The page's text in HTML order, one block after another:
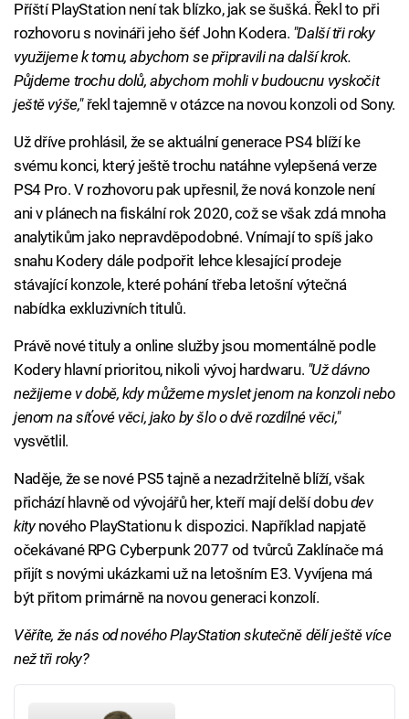
Příští PlayStation není tak blízko, jak se šušká. Řekl to při
rozhovoru s novináři jeho šéf John Kodera. "Další tři roky
využijeme k tomu, abychom se připravili na další krok.
Půjdeme trochu dolů, abychom mohli v budoucnu vyskočit
ještě výše,"řekl tajemně v otázce na novou konzoli od Sony.
Už dříve prohlásil, že se aktuální generace PS4 blíží ke
svému konci, který ještě trochu natáhne vylepšená verze
PS4 Pro. V rozhovoru pak upřesnil, že nová konzole není
ani v plánech na fiskální rok 2020, což se však zdá mnoha
analytikům jako nepravděpodobné. Vnímají to spíš jako
snahu Kodery dále podpořit lehce klesající prodeje
stávající konzole, které pohání třeba letošní výtečná
nabídka exkluzivních titulů.
Právě nové tituly a online služby jsou momentálně podle
Kodery hlavní prioritou, nikoli vývoj hardwaru. "Už dávno
nežijeme v době, kdy můžeme myslet jenom na konzoli nebo
jenom na síťové věci, jako by šlo o dvě rozdílné věci,"
vysvětlil.
Naděje, že se nové PS5 tajně a nezadržitelně blíží, však
přichází hlavně od vývojářů her, kteří mají delší dobudev
kitynového PlayStationu k dispozici. Například napjatě
očekávané RPG Cyberpunk 2077 od tvůrců Zaklínače má
přijít s novými ukázkami už na letošním E3. Vyvíjena má
být přitom primárně na novou generaci konzolí.
Věříte, že nás od nového PlayStation skutečně dělí ještě více
než tři roky?